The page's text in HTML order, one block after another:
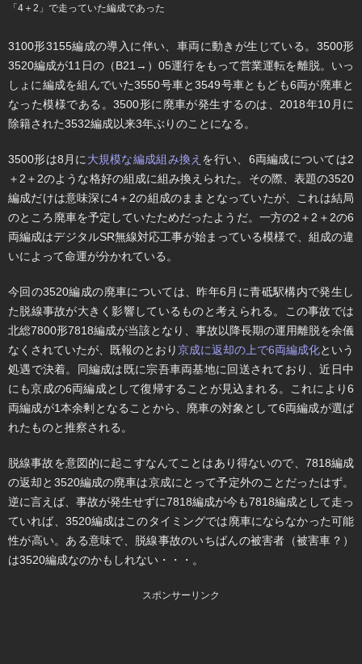
「4＋2」で走っていた編成であった
3100形3155編成の導入に伴い、車両に動きが生じている。3500形
3520編成が11日の（B21→）05運行をもって営業運転を離脱。いっ
しょに編成を組んでいた3550号車と3549号車ともども6両が廃車と
なった模様である。3500形に廃車が発生するのは、2018年10月に
除籍された3532編成以来3年ぶりのことになる。
3500形は8月に大規模な編成組み換え を行い、6両編成については2
＋2＋2のような格好の組成に組み換えられた。その際、表題の3520
編成だけは意味深に4＋2の組成のままとなっていたが、これは結局
のところ廃車を予定していたためだったようだ。一方の2＋2＋2の6
両編成はデジタルSR無線対応工事が始まっている模様で、組成の違
いによって命運が分かれている。
今回の3520編成の廃車については、昨年6月に青砥駅構内で発生し
た脱線事故が大きく影響しているものと考えられる。この事故では
北総7800形7818編成が当該となり、事故以降長期の運用離脱を余儀
なくされていたが、既報のとおり京成に返却の上で6両編成化という
処遇で決着。同編成は既に宗吾車両基地に回送されており、近日中
にも京成の6両編成として復帰することが見込まれる。これにより6
両編成が1本余剰となることから、廃車の対象として6両編成が選ば
れたものと推察される。
脱線事故を意図的に起こすなんてことはあり得ないので、7818編成
の返却と3520編成の廃車は京成にとって予定外のことだったはず。
逆に言えば、事故が発生せずに7818編成が今も7818編成として走っ
ていれば、3520編成はこのタイミングでは廃車にならなかった可能
性が高い。ある意味で、脱線事故のいちばんの被害者（被害車？）
は3520編成なのかもしれない・・・。
スポンサーリンク